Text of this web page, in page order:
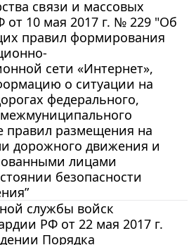
связи и массовых
10 мая 2017 г. № 229 "Об
правил формирования
сети «Интернет»,
о ситуации на
федерального,
правил размещения на
дорожного движения и
лицами
безопасности
службы войск
РФ от 22 мая 2017 г.
Порядка